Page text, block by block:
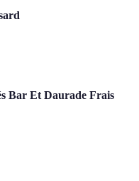
Bar Et Daurade Frais